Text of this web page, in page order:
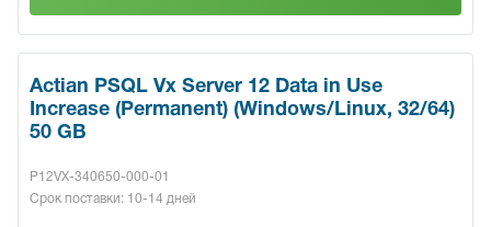
Actian PSQL Vx Server 12 Data in Use
Increase (Permanent) (Windows/Linux, 32/64)
50 GB
P12VX-340650-000-01
Срок поставки: 10-14 дней